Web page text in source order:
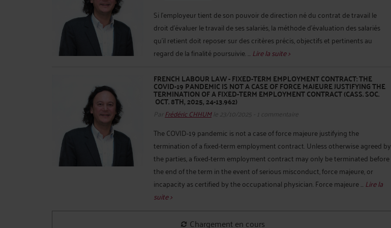
Si l’employeur tient de son pouvoir de direction né du contrat de travail le
droit d’évaluer le travail de ses salariés, la méthode d’évaluation des salariés
qu’il retient doit reposer sur des critères précis, objectifs et pertinents au
regard de la finalité poursuivie. ...Lire la suite >
FRENCH LABOUR LAW - FIXED-TERM EMPLOYMENT CONTRACT: THE
COVID-19 PANDEMIC IS NOT A CASE OF FORCE MAJEURE JUSTIFYING THE
TERMINATION OF A FIXED-TERM EMPLOYMENT CONTRACT (CASS. SOC.
OCT. 8TH, 2025, 24-13.962)
Par Frédéric CHHUMle 23/10/2025 - 1 commentaire
The COVID-19 pandemic is not a case of force majeure justifying the
termination of a fixed-term employment contract. Unless otherwise agreed by
the parties, a fixed-term employment contract may only be terminated before
the end of the term in the event of serious misconduct, force majeure, or
incapacity as certified by the occupational physician. Force majeure ...Lire la
suite >
AVANTAGE EN NATURE : LE LOGEMENT DE FONCTION GRATUIT NON